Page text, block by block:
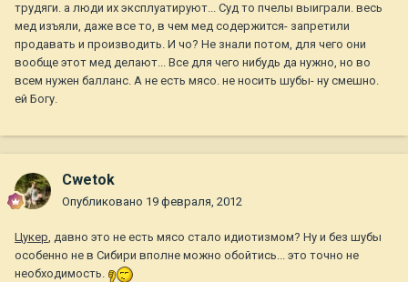
трудяги. а люди их эксплуатируют... Суд то пчелы выиграли. весь
мед изъяли, даже все то, в чем мед содержится- запретили
продавать и производить. И чо? Не знали потом, для чего они
вообще этот мед делают... Все для чего нибудь да нужно, но во
всем нужен балланс. А не есть мясо. не носить шубы- ну смешно.
ей Богу.
Cwetok
Опубликовано 19 февраля, 2012
Цукер, давно это не есть мясо стало идиотизмом? Ну и без шубы
особенно не в Сибири вполне можно обойтись... это точно не
необходимость.